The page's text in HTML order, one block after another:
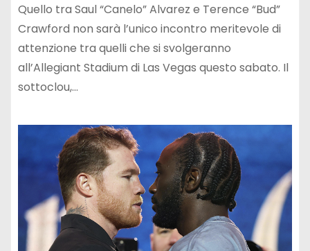
Quello tra Saul “Canelo” Alvarez e Terence “Bud”
Crawford non sarà l’unico incontro meritevole di
attenzione tra quelli che si svolgeranno
all’Allegiant Stadium di Las Vegas questo sabato. Il
sottoclou,…